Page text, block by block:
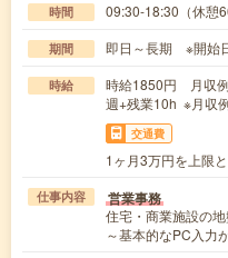
時間 09:30-18:30（休憩
期間 即日～長期 ※開始
時給
時給1850円 月収
週+残業10h ※月収
交通費
1ヶ月3万円を上限
仕事内容 営業事務
住宅・商業施設の
～基本的なPC入力